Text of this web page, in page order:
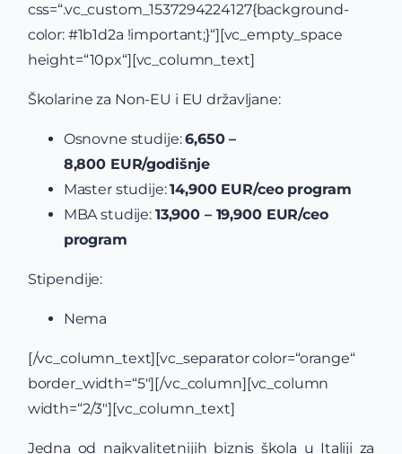
css=“.vc_custom_1537294224127{background-
color: #1b1d2a !important;}“][vc_empty_space
height=“10px“][vc_column_text]
Školarine za Non-EU i EU državljane:
Osnovne studije:6,650 –
8,800 EUR/godišnje
Master studije:14,900 EUR/ceo program
MBA studije: 13,900 – 19,900 EUR/ceo
program
Stipendije:
Nema
[/vc_column_text][vc_separator color=“orange“
border_width=“5″][/vc_column][vc_column
width=“2/3″][vc_column_text]
Jedna od najkvalitetnijih biznis škola u Italiji za